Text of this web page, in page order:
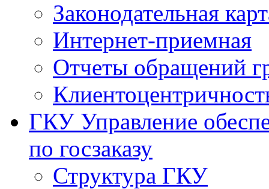
Законодательная
Интернет-приемная
Отчеты обращений
ГКУ Управление
по госзаказу
Структура ГКУ